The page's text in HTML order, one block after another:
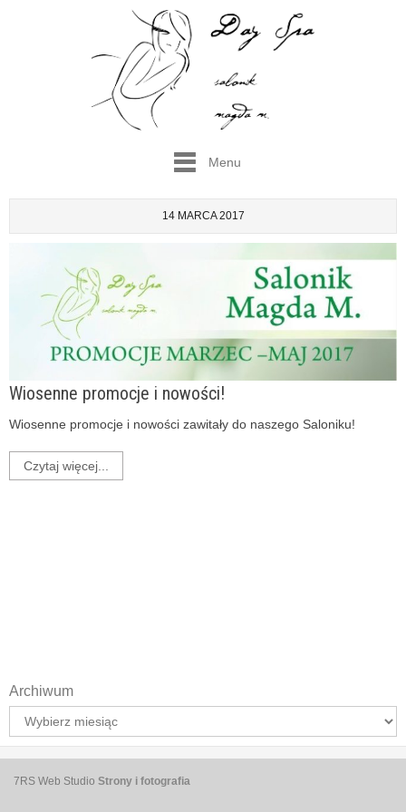
Menu
14 MARCA 2017
Wiosenne promocje i nowości!
Wiosenne promocje i nowości zawitały do naszego Saloniku!
Czytaj więcej...
Archiwum
Archiwum
7RS Web Studio Strony i fotografia